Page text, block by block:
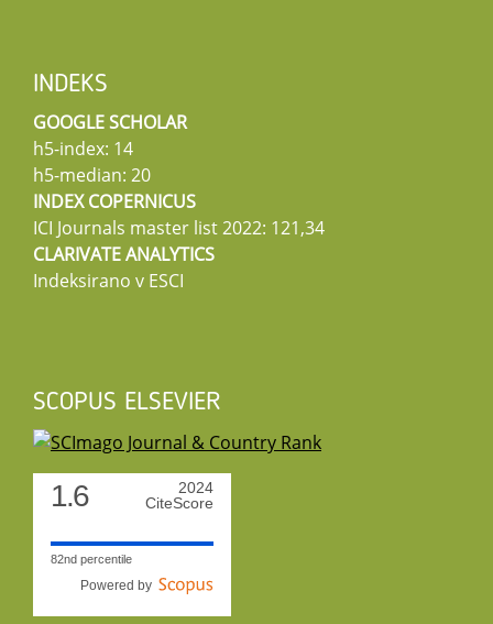
INDEKS
GOOGLE SCHOLAR
h5-index: 14
h5-median: 20
INDEX COPERNICUS
ICI Journals master list 2022: 121,34
CLARIVATE ANALYTICS
Indeksirano v ESCI
SCOPUS ELSEVIER
1.6
2024
CiteScore
82nd percentile
Powered by